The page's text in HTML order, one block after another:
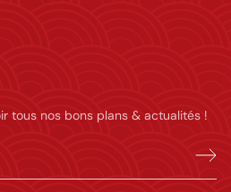
tous nos bons plans & actualités !